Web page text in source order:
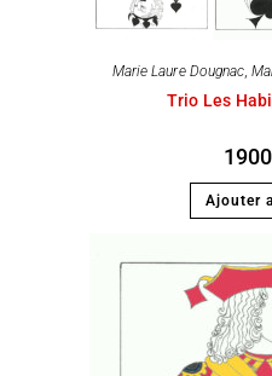
Marie Laure Dougnac
Trio Les
Ajouter